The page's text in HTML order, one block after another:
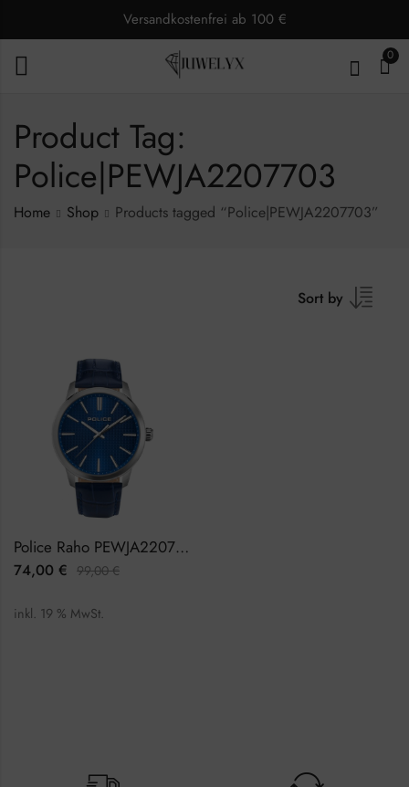
Versandkostenfrei ab 100 €
0
Product Tag:
Police|PEWJA2207703
Home Shop Products tagged “Police|PEWJA2207703”
Sort by
Police Raho PEWJA2207703 Herrenuhr
74,00 € 99,00€
inkl. 19 % MwSt.